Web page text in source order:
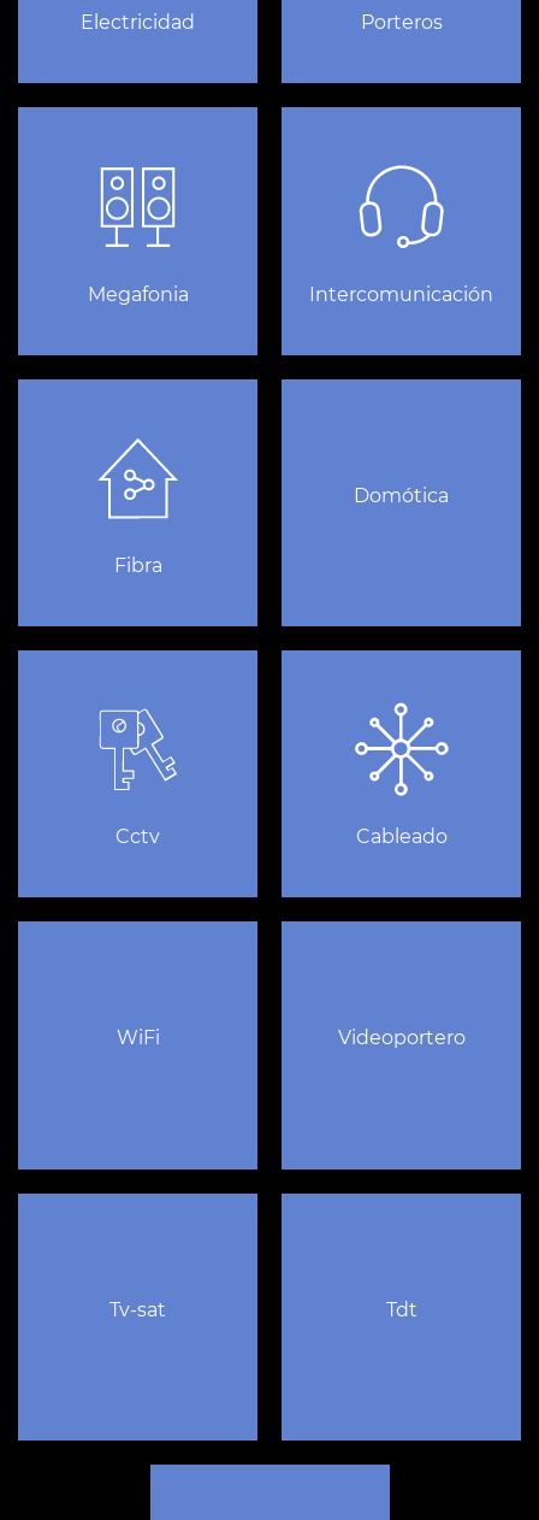
Electricidad Porteros
Megafonia Intercomunicación
Fibra
Domótica
Cctv Cableado
WiFi Videoportero
Tv-sat Tdt